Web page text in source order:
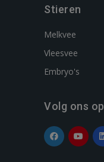
Stieren
Melkvee
Vleesvee
Embryo's
Volg ons op